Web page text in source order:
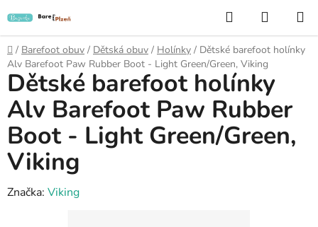
na
obsah
Hledat
KOŠÍK
Domů
/ Barefoot obuv / Dětská obuv / Holínky / Dětské barefoot holínky
Alv Barefoot Paw Rubber Boot - Light Green/Green, Viking
Dětské barefoot holínky
Alv Barefoot Paw Rubber
Boot - Light Green/Green,
Viking
Značka: Viking